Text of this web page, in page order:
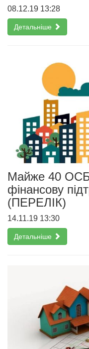
08.12.19 13:28
Детальніше
Майже 40
фінансову
(ПЕРЕЛІК)
14.11.19 13:30
Детальніше